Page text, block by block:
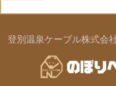
登別温泉ケーブル株式会